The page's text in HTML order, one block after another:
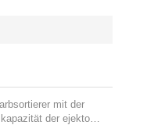
mit der
der ejektor-